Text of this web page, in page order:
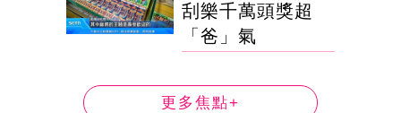
刮樂千萬頭獎超
「爸」氣
更多焦點+